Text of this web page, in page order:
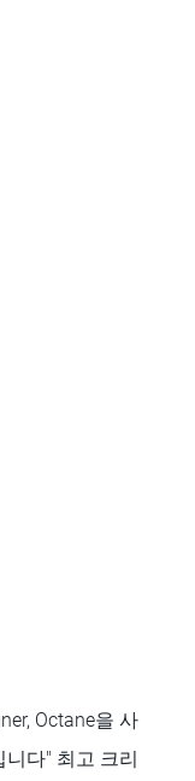
Octane을 사
다" 최고 크리